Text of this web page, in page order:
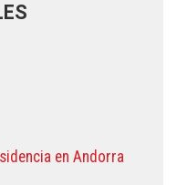
en Andorra